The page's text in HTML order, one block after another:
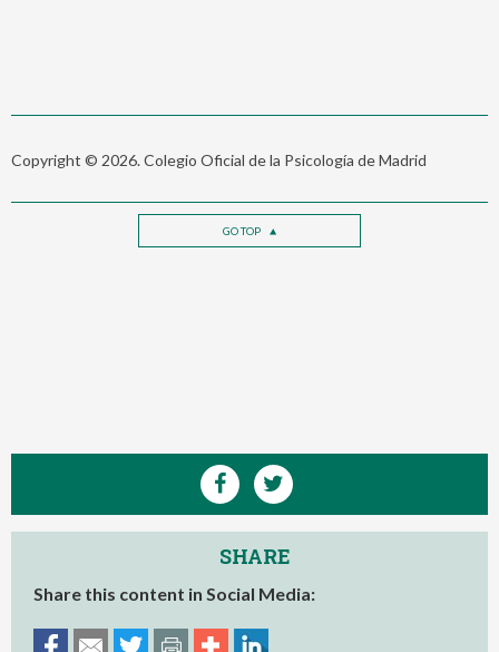
Copyright © 2026. Colegio Oficial de la Psicología de Madrid
GO TOP
SHARE
Share this content in Social Media: